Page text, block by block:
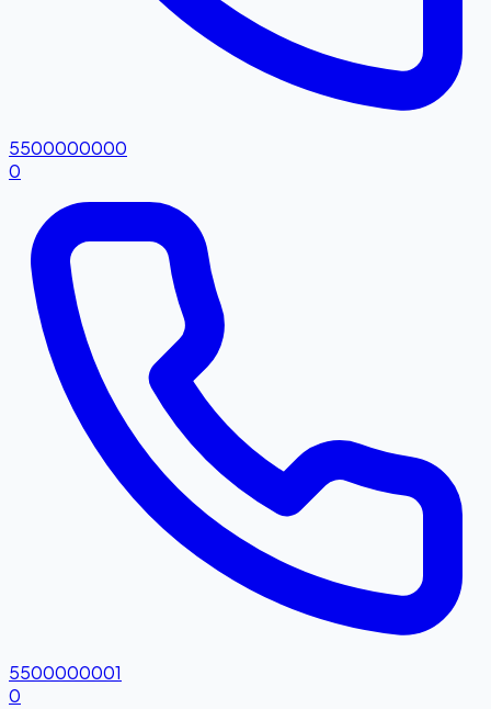
5500000000
0
5500000001
0